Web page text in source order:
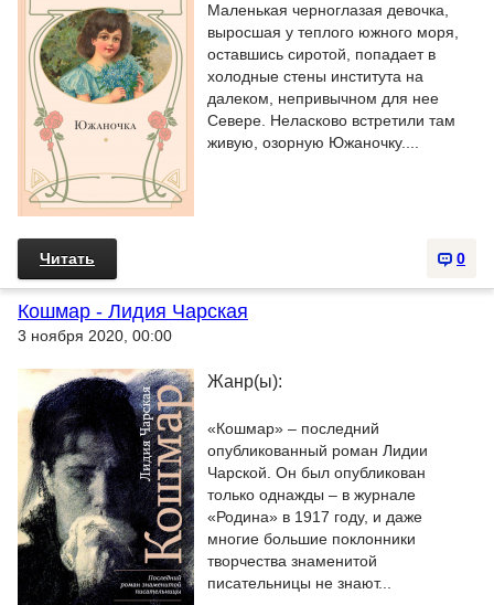
Маленькая черноглазая девочка,
выросшая у теплого южного моря,
оставшись сиротой, попадает в
холодные стены института на
далеком, непривычном для нее
Севере. Неласково встретили там
живую, озорную Южаночку....
0
Читать
Кошмар - Лидия Чарская
3 ноября 2020, 00:00
Жанр(ы):
«Кошмар» – последний
опубликованный роман Лидии
Чарской. Он был опубликован
только однажды – в журнале
«Родина» в 1917 году, и даже
многие большие поклонники
творчества знаменитой
писательницы не знают...